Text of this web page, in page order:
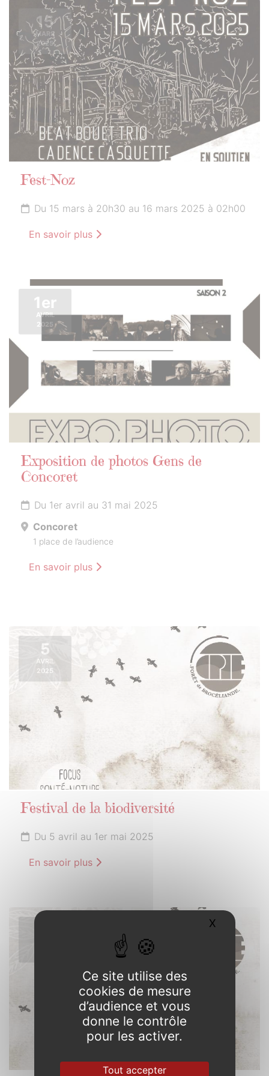
15
MARS
2025
Fest-Noz
Du 15 mars à 20h30 au 16 mars 2025 à 02h00
En savoir plus
1er
AVRIL
2025
Exposition de photos Gens de
Concoret
Du 1er avril au 31 mai 2025
Concoret
1 place de l’audience
En savoir plus
5
AVRIL
2025
Festival de la biodiversité
Du 5 avril au 1er mai 2025
En savoir plus
Ce site utilise des
cookies de mesure
d’audience et vous
donne le contrôle
pour les activer.
Tout accepter
X Masquer